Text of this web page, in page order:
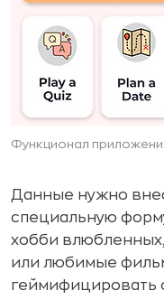
Функционал
Данные нужно
специальную
хобби
или любимые
геймифицировать